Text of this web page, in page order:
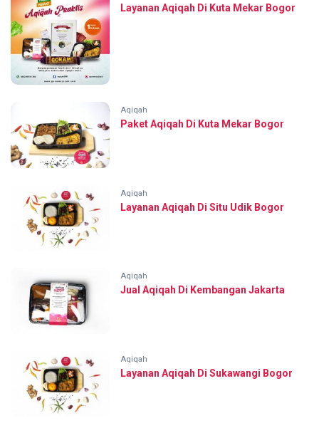
Layanan Aqiqah Di Kuta Mekar Bogor
Aqiqah
Paket Aqiqah Di Kuta Mekar Bogor
Aqiqah
Layanan Aqiqah Di Situ Udik Bogor
Aqiqah
Jual Aqiqah Di Kembangan Jakarta
Aqiqah
Layanan Aqiqah Di Sukawangi Bogor